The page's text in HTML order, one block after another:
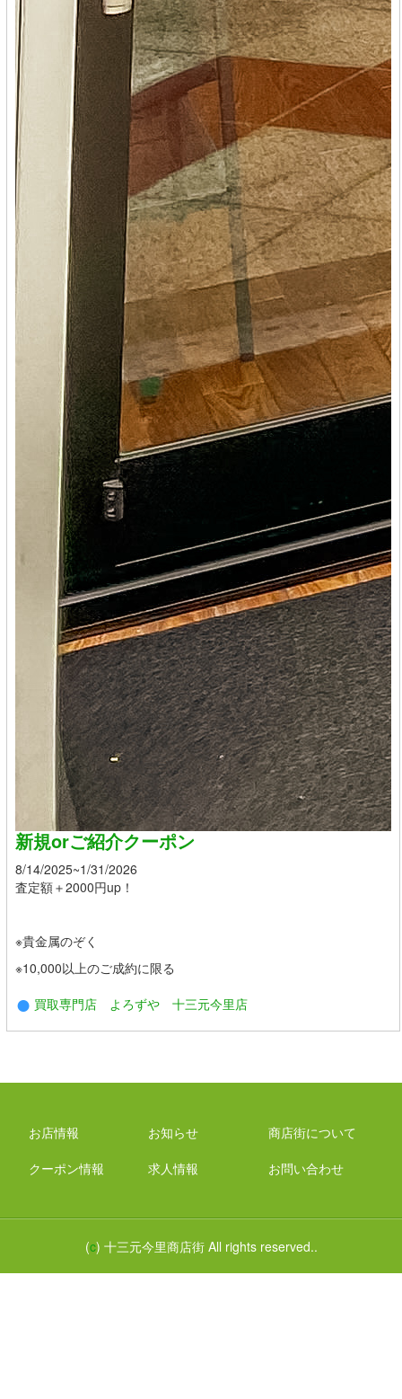
新規orご紹介クーポン
8/14/2025~1/31/2026
査定額＋2000円up！
※貴金属のぞく
※10,000以上のご成約に限る
買取専門店 よろずや 十三元今里店
お店情報 お知らせ
商店街について
クーポン情報
求人情報 お問い合わせ
(c) 十三元今里商店街 All rights reserved..